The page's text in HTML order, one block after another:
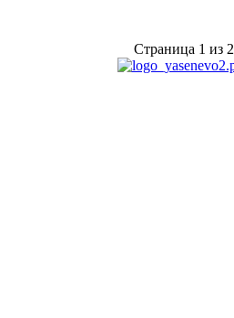
Страница 1 из 2